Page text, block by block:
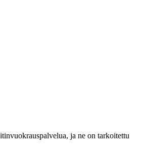
ja ne on tarkoitettu